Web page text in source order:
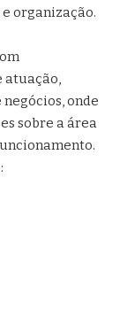
organização.
atuação,
onde
sobre a área